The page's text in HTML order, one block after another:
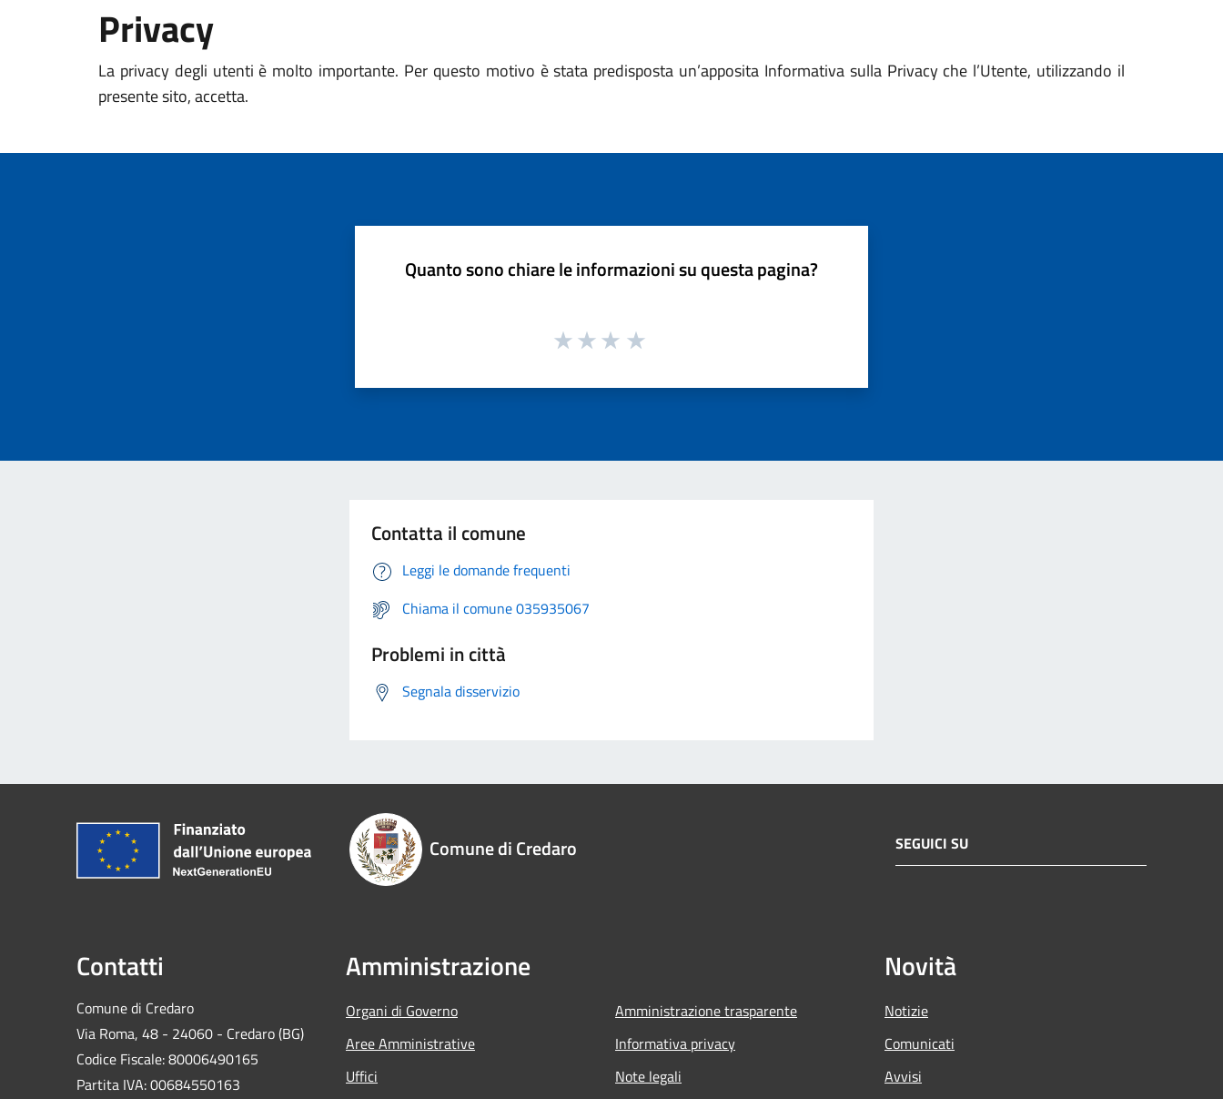
Privacy
La privacy degli utenti è molto importante. Per questo motivo è stata predisposta un’apposita Informativa sulla Privacy che l’Utente, utilizzando il
presente sito, accetta.
Quanto sono chiare le informazioni su questa pagina?
Contatta il comune
Leggi le domande frequenti
Chiama il comune 035935067
Problemi in città
Segnala disservizio
Comune di Credaro SEGUICI SU
Contatti
Comune di Credaro
Via Roma, 48 - 24060 - Credaro (BG)
Codice Fiscale: 80006490165
Partita IVA: 00684550163
Amministrazione
Organi di Governo
Aree Amministrative
Uffici
Amministrazione trasparente
Informativa privacy
Note legali
Novità
Notizie
Comunicati
Avvisi